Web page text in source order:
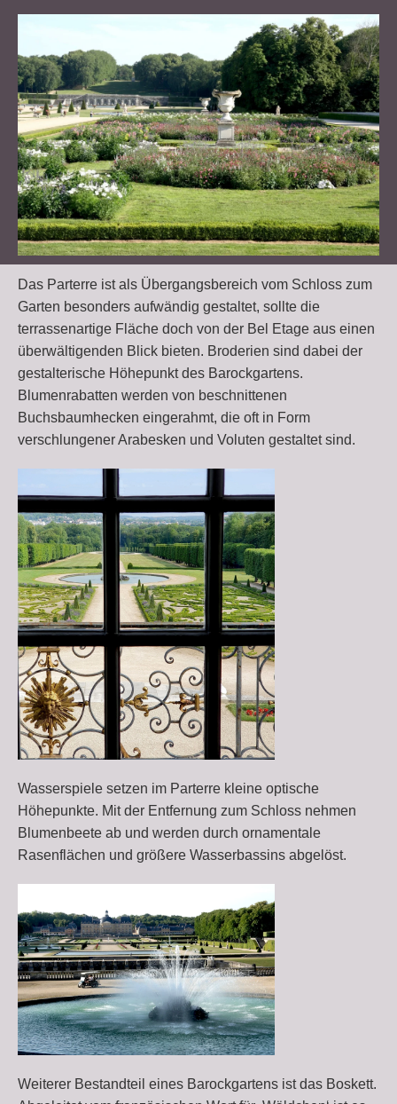
Das Parterre ist als Übergangsbereich vom Schloss zum
Garten besonders aufwändig gestaltet, sollte die
terrassenartige Fläche doch von der Bel Etage aus einen
überwältigenden Blick bieten. Broderien sind dabei der
gestalterische Höhepunkt des Barockgartens.
Blumenrabatten werden von beschnittenen
Buchsbaumhecken eingerahmt, die oft in Form
verschlungener Arabesken und Voluten gestaltet sind.
Wasserspiele setzen im Parterre kleine optische
Höhepunkte. Mit der Entfernung zum Schloss nehmen
Blumenbeete ab und werden durch ornamentale
Rasenflächen und größere Wasserbassins abgelöst.
Weiterer Bestandteil eines Barockgartens ist das Boskett.